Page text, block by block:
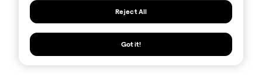
Reject All
Got it!